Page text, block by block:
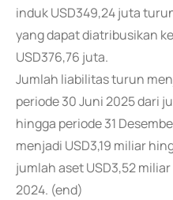
induk USD349,24 juta
yang dapat diatribusikan
USD376,76 juta.
Jumlah liabilitas turun
periode 30 Juni 2025 dari
hingga periode 31
menjadi USD3,19 miliar
jumlah aset USD3,52
2024. (end)